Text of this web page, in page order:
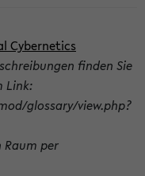
Cybernetics
finden Sie
Link:
glossary/view.php?
per